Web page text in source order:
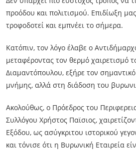
προόδου και πολιτισμού. Επιδίωξη
τροφοδοτεί και εμπνέει το σήμερα.
Κατόπιν, τον λόγο έλαβε ο
μεταφέροντας τον θερμό χαιρετισμό
Διαμαντόπουλου, εξήρε τον
μνήμης, αλλά στη διάδοση του
Ακολούθως, ο Πρόεδρος του
Συλλόγου Χρήστος Παϊσιος,
Εξόδου, ως ασύγκριτου ιστορικού
και τόνισε ότι η Βυρωνική Εταιρεία